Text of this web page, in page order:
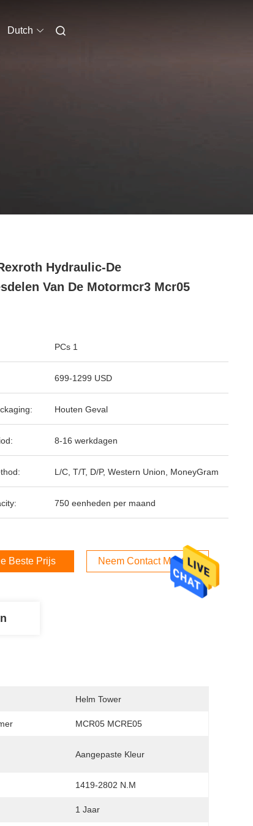
Dutch
Hydraulic-De
Van De Motormcr3 Mcr05
PCs 1
699-1299 USD
Houten Geval
8-16 werkdagen
L/C, T/T, D/P, Western Union, MoneyGram
750 eenheden per maand
Beste Prijs Neem Contact Met Ons Op
Helm Tower
MCR05 MCRE05
Aangepaste Kleur
1419-2802 N.m
1 Jaar